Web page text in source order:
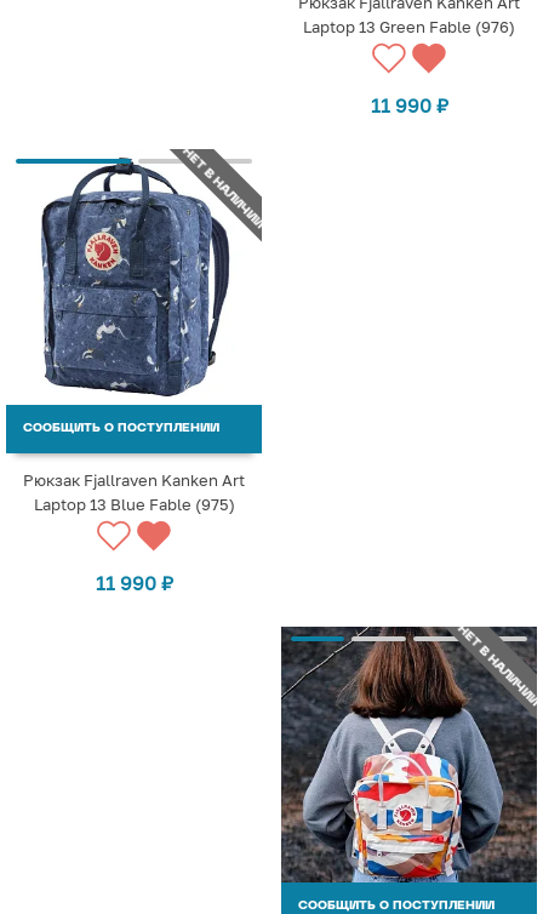
Laptop 13 Green Fable (976)
11 990 ₽
НЕТ В НАЛИЧИИ
СООБЩИТЬ О ПОСТУПЛЕНИИ
Рюкзак Fjallraven Kanken Art
Laptop 13 Blue Fable (975)
11 990 ₽
НЕТ В НАЛИЧИИ
СООБЩИТЬ О ПОСТУПЛЕНИИ